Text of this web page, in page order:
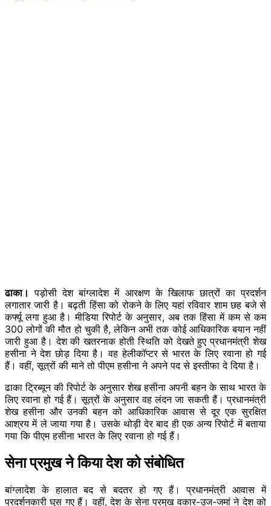
ढाका। पड़ोसी देश बांग्लादेश में आरक्षण के खिलाफ छात्रों का प्रदर्शन
लगातार जारी है। बढ़ती हिंसा को रोकने के लिए यहां रविवार शाम छह बजे से
कर्फ्यू लगा हुआ है। मीडिया रिपोर्ट के अनुसार, अब तक हिंसा में कम से कम
300 लोगों की मौत हो चुकी है, लेकिन अभी तक कोई आधिकारिक बयान नहीं
जारी हुआ है। देश की खतरनाक होती स्थिति को देखते हुए प्रधानमंत्री शेख
हसीना ने देश छोड़ दिया है। वह हेलीकॉप्टर से भारत के लिए रवाना हो गई
हैं। वहीं, सूत्रों की माने तो पीएम हसीना ने अपने पद से इस्तीफा दे दिया है।
ढाका ट्रिब्यून की रिपोर्ट के अनुसार शेख हसीना अपनी बहन के साथ भारत के
लिए रवाना हो गई हैं। सूत्रों के अनुसार वह लंदन जा सकती हैं। प्रधानमंत्री
शेख हसीना और उनकी बहन को आधिकारिक आवास से दूर एक सुरक्षित
आश्रय में ले जाया गया है। उसके थोड़ी देर बाद ही एक अन्य रिपोर्ट में बताया
गया कि पीएम हसीना भारत के लिए रवाना हो गई हैं।
सेना प्रमुख ने किया देश को संबोधित
बांग्लादेश के हालात बद से बदतर हो गए हैं। प्रधानमंत्री आवास में
प्रदर्शनकारी घुस गए हैं। वहीं, देश के सेना प्रमुख वकार-उज-जमां ने देश को